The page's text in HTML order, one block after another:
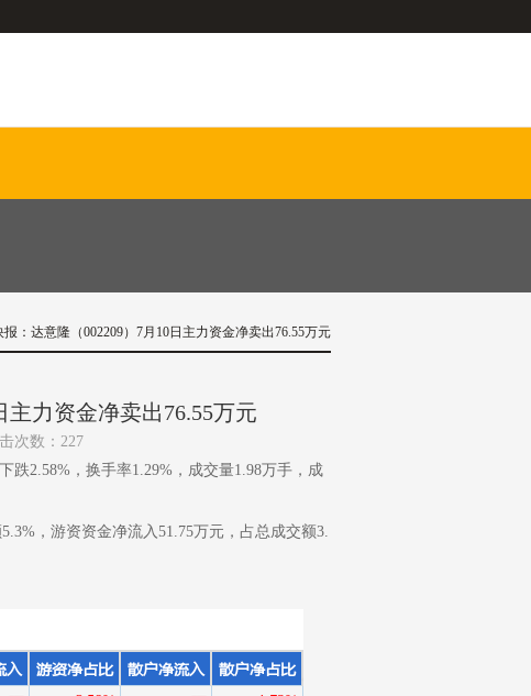
：达意隆（002209）7月10日主力资金净卖出76.55万元
主力资金净卖出76.55万元
次数：227
跌2.58%，换手率1.29%，成交量1.98万手，成
，游资资金净流入51.75万元，占总成交额3.